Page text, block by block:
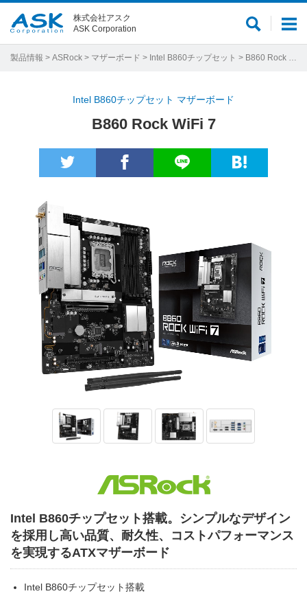
メ
ュ
サ
ト
株式会社アスク
ASK Corporation
製品情報 > ASRock > マザーボード > Intel B860チップセット > B860 Rock WiFi 7
Intel B860チップセット マザーボード
B860 Rock WiFi 7
Intel B860チップセット搭載。シンプルなデザイン
を採用し高い品質、耐久性、コストパフォーマンス
を実現するATXマザーボード
Intel B860チップセット搭載